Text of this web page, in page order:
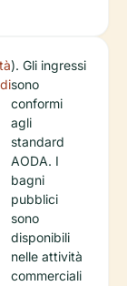
). Gli ingressi
sono
conformi
agli
standard
AODA. I
bagni
pubblici
sono
disponibili
nelle attività
commerciali